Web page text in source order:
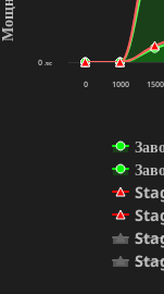
0 1000 1500
0 лс